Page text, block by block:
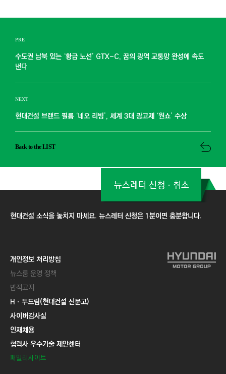
PRE
수도권 남북 있는 ‘황금 노선’ GTX-C, 꿈의 광역 교통망 완성에 속도
낸다
NEXT
현대건설 브랜드 필름 ‘네오 리빙’, 세계 3대 광고제 ‘원쇼’ 수상
Back to the LIST
현대건설 소식을 놓치지 마세요. 뉴스레터 신청은 1분이면 충분합니다.
뉴스레터 신청ㆍ취소
개인정보 처리방침
뉴스룸 운영 정책
법적고지
Hㆍ두드림(현대건설 신문고)
사이버감사실
인재채용
협력사 우수기술 제안센터
패밀리사이트